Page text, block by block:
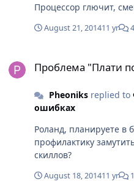
Процессор глючит,
August 21, 201411 yr
Проблема "Плати
Pheoniksreplied to
ошибках
Роланд, планируете в
профилактику
скиллов?
August 18, 201411 yr